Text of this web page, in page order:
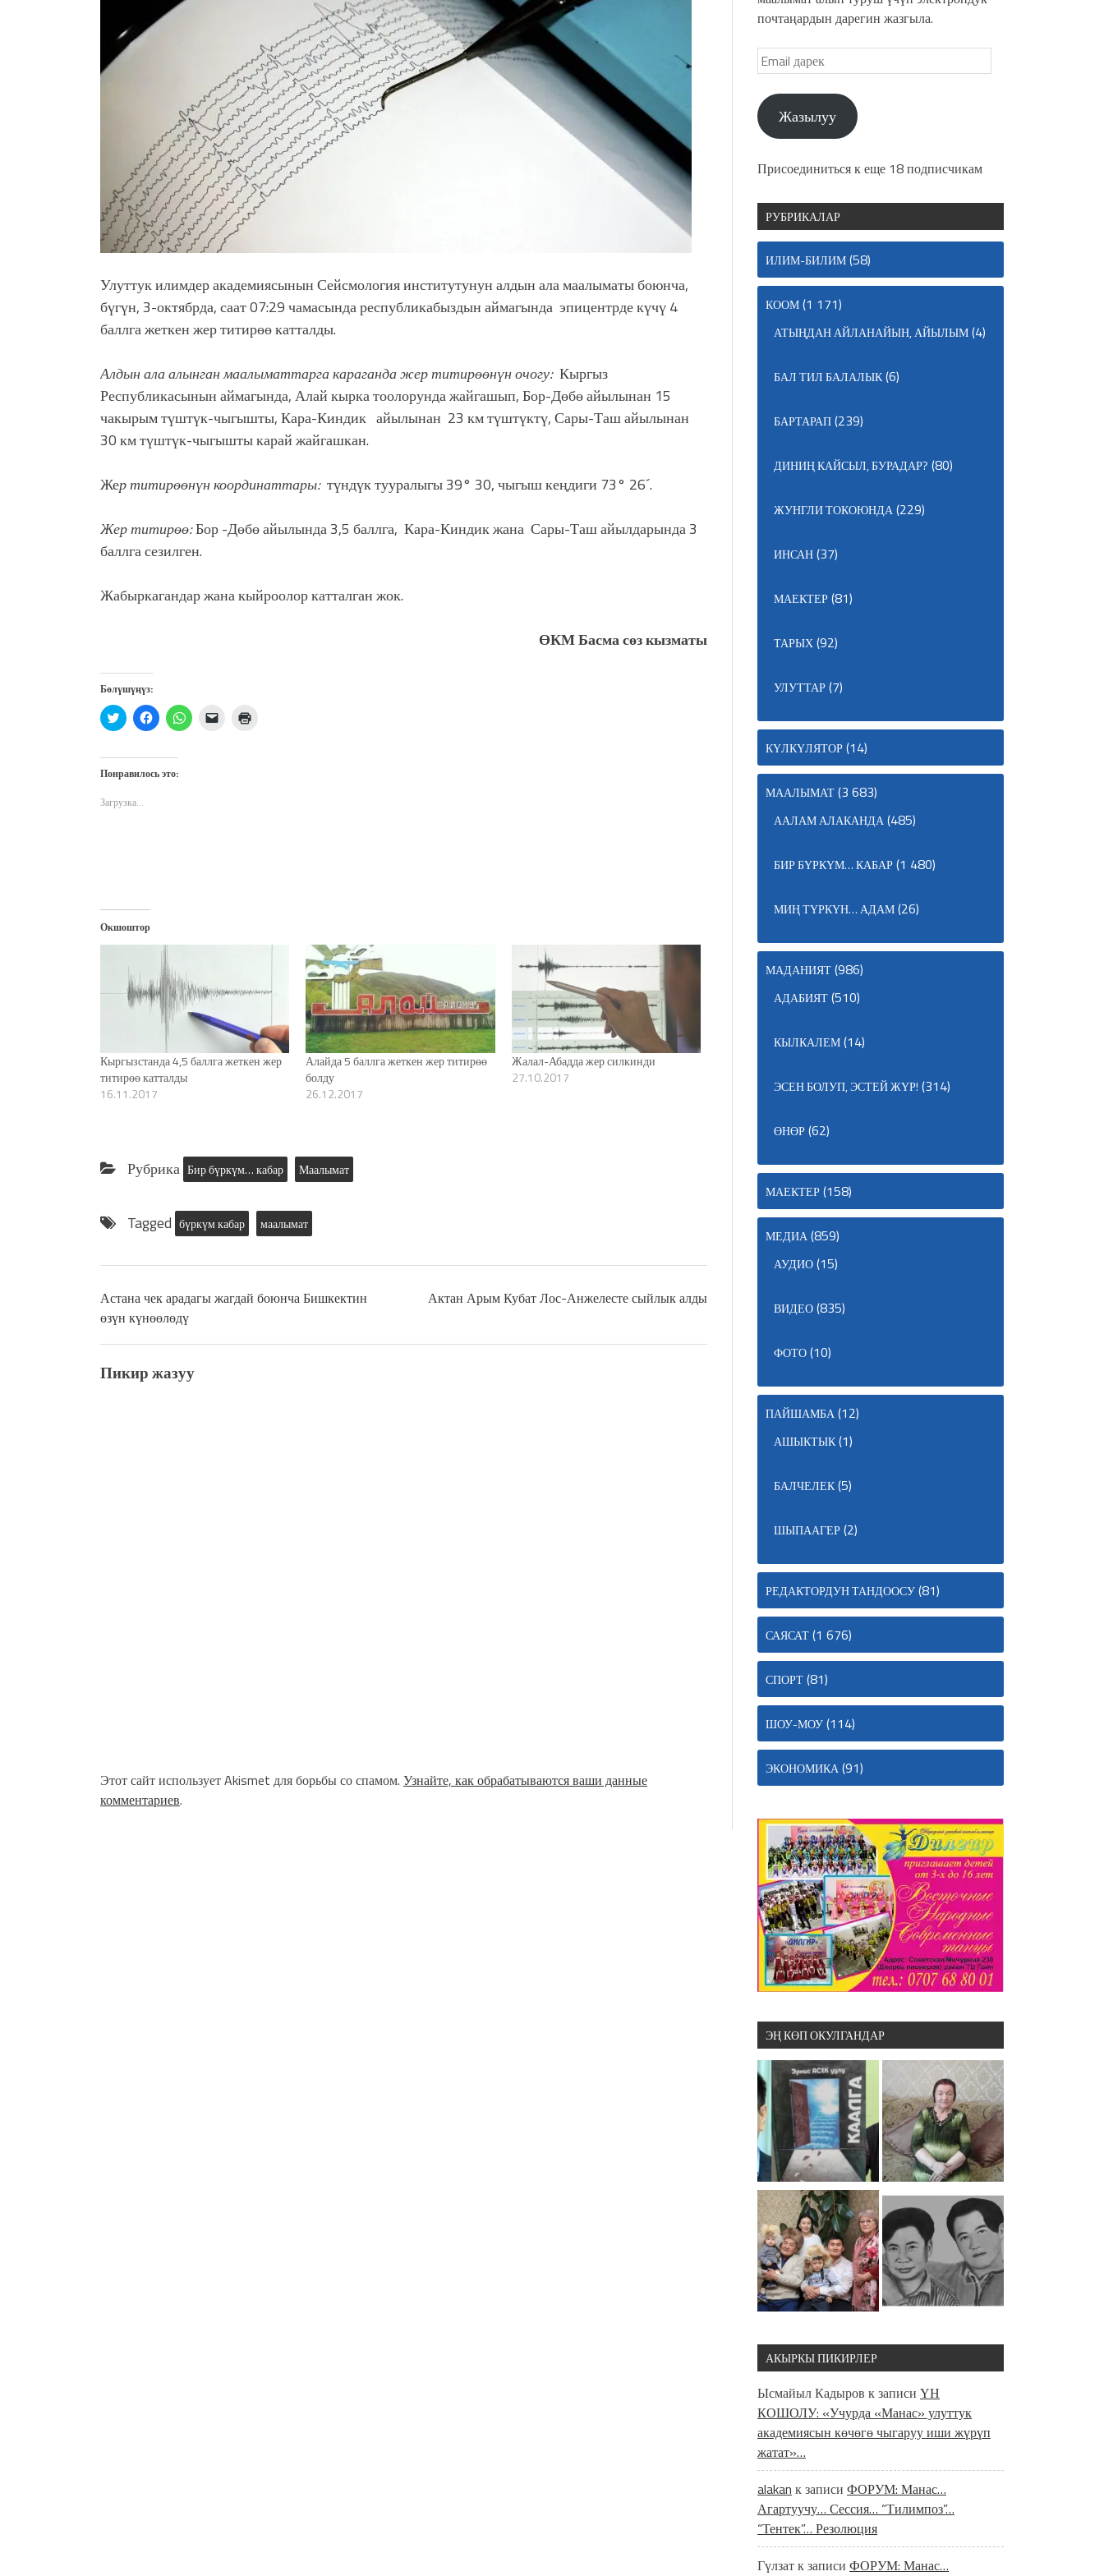
Латын арибиндеги “Чабуул”... “Ала-Тоо” журналынын
тарыхы жана редакторлору... (Тизме. Видео)
“КАРА КЕМПИР”: ҮМҮТТҮН ТҮБӨЛҮК СИМВОЛУ
Кыргызстандагы эң ири музыкалуу фонтанды көрүү үчүн
Royal Central Park'ка 30 миң адам чогулду
Фестиваль Symphony of Water & Light собрал более 20
тысяч гостей
Жыргалбек КАСАБОЛОТОВ: “Уңгужол” темадагы
тегерек столго атка минерлер дагы катышса жакшы
болмок”
Улуттук илимдер академиясынын Сейсмология институтунун алдын ала маалыматы боюнча,
бүгүн, 3-октябрда, саат 07:29 чамасында республикабыздын аймагында эпицентрде күчү 4
баллга жеткен жер титирөө катталды.
Алдын ала алынган маалыматтарга караганда жер титирөөнүн очогу:Кыргыз
Республикасынын аймагында, Алай кырка тоолорунда жайгашып, Бор-Дөбө айылынан 15
чакырым түштүк-чыгышты, Кара-Киндик айылынан 23 км түштүктү, Сары-Таш айылынан
30 км түштүк-чыгышты карай жайгашкан.
Жер титирөөнүн координаттары: түндүк тууралыгы 39° 30, чыгыш кеңдиги 73° 26´.
Жер титирөө:Бор -Дөбө айылында 3,5 баллга, Кара-Киндик жана Сары-Таш айылдарында 3
баллга сезилген.
Жабыркагандар жана кыйроолор катталган жок.
ӨКМ Басма сөз кызматы
Бөлүшүңүз:
Нажмите,
чтобы
Twitter
(Открывается
в
окне)
Нажмите,
чтобы
Facebook
(Открывается
в
Нажмите,
чтобы
Послать
ссылку
Понравилось это:
Загрузка...
Окшоштор
Кыргызстанда 4,5 баллга жеткен жер
титирөө катталды
16.11.2017
Алайда 5 баллга жеткен жер титирөө
болду
26.12.2017
Жалал-Абадда жер силкинди
27.10.2017
Рубрика Бир бүркүм… кабар Маалымат
Tagged бүркүм кабар маалымат
Астана чек арадагы жагдай боюнча Бишкектин
өзүн күнөөлөдү
Актан Арым Кубат Лос-Анжелесте сыйлык алды
Пикир жазуу
Этот сайт использует Akismet для борьбы со спамом. Узнайте, как обрабатываются ваши данные
комментариев.
почтаңардын дарегин жазгыла.
Жазылуу
Присоединиться к еще 18 подписчикам
РУБРИКАЛАР
ИЛИМ-БИЛИМ(58)
КООМ(1 171)
АТЫҢДАН АЙЛАНАЙЫН, АЙЫЛЫМ(4)
БАЛ ТИЛ БАЛАЛЫК(6)
БАРТАРАП(239)
ДИНИҢ КАЙСЫЛ, БУРАДАР? (80)
ЖУНГЛИ ТОКОЮНДА(229)
ИНСАН(37)
МАЕКТЕР(81)
ТАРЫХ(92)
УЛУТТАР(7)
КҮЛКҮЛЯТОР(14)
МААЛЫМАТ(3 683)
ААЛАМ АЛАКАНДА(485)
БИР БҮРКҮМ… КАБАР(1 480)
МИҢ ТҮРКҮН… АДАМ(26)
МАДАНИЯТ(986)
АДАБИЯТ(510)
КЫЛКАЛЕМ(14)
ЭСЕН БОЛУП, ЭСТЕЙ ЖҮР! (314)
ӨНӨР(62)
МАЕКТЕР(158)
МЕДИА(859)
АУДИО(15)
ВИДЕО(835)
ФОТО(10)
ПАЙШАМБА(12)
АШЫКТЫК(1)
БАЛЧЕЛЕК(5)
ШЫПААГЕР(2)
РЕДАКТОРДУН ТАНДООСУ(81)
САЯСАТ(1 676)
СПОРТ(81)
ШОУ-МОУ(114)
ЭКОНОМИКА(91)
ЭҢ КӨП ОКУЛГАНДАР
АКЫРКЫ ПИКИРЛЕР
Ысмайыл Кадыров к записи ҮН
КОШОЛУ: «Учурда «Манас» улуттук
академиясын көчөгө чыгаруу иши жүрүп
жатат»…
alakan к записи ФОРУМ: Манас…
Агартуучу… Сессия… “Тилимпоз”…
“Тентек”… Резолюция
Гүлзатк записи ФОРУМ: Манас…